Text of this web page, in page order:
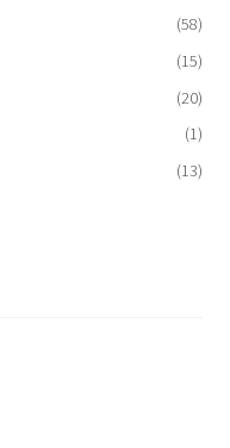
(58)
(15)
(20)
(1)
(13)